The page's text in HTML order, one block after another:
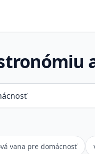
vana pre domácnosť